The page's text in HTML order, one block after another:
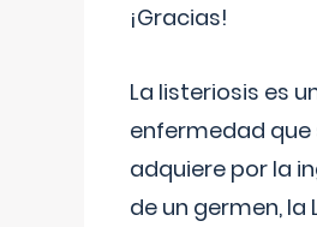
¡Gracias!
La listeriosis es
enfermedad que
adquiere por la
de un germen, la